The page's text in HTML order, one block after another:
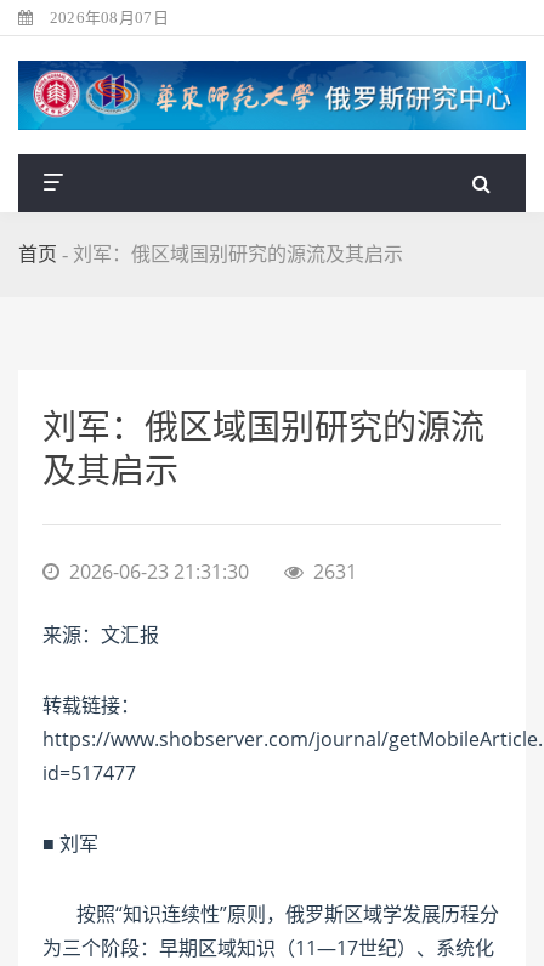
2026年08月07日
首页 - 刘军：俄区域国别研究的源流及其启示
刘军：俄区域国别研究的源流
及其启示
2026-06-23 21:31:30 2631
来源：文汇报
转载链接：
https://www.shobserver.com/journal/
id=517477
■ 刘军
按照“知识连续性”原则，俄罗斯区域学发展历程分
为三个阶段：早期区域知识（11—17世纪）、系统化